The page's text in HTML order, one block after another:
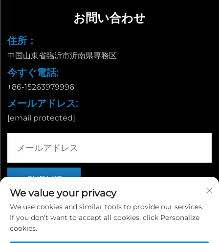
お問い合わせ
住所：
中国山東省臨沂市沂南県専務区
今すぐ電話:
+86-15263979996
メールアドレス:
[email protected]
Copyright © 山東省臨沂市栄誠国際貿易有限公司 |プライバシー
We value your privacy
We use cookies and similar tools to provide our services.
If you don't want to accept all cookies, click Personalize
cookies.